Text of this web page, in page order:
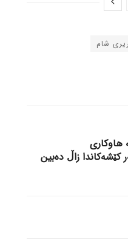
شام
هاوکاری
کێشەکاندا زاڵ دەبین